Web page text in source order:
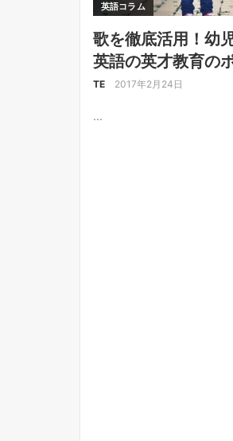
英語コラム
歌を徹底活用！幼
英語の英才教育の
TE 2017年2月24日
...